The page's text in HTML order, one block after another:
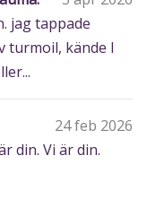
jag tappade
turmoil, kände I
24 feb 2026
din. Vi är din.